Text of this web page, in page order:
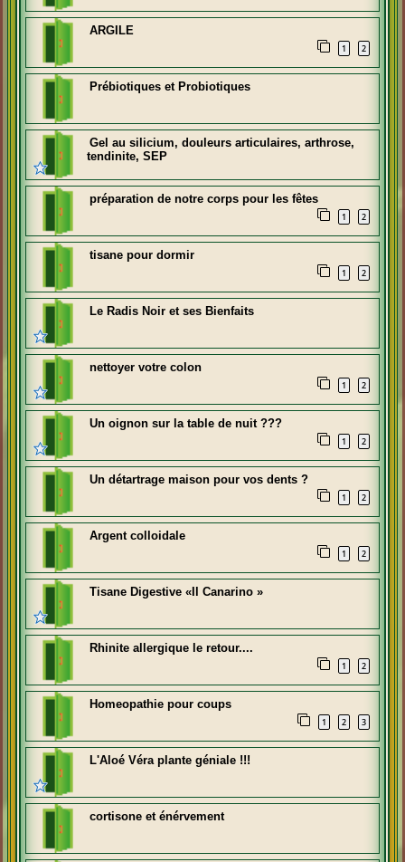
ARGILE
1 2
Prébiotiques et Probiotiques
Gel au silicium, douleurs articulaires, arthrose,
tendinite, SEP
préparation de notre corps pour les fêtes
1 2
tisane pour dormir
1 2
Le Radis Noir et ses Bienfaits
nettoyer votre colon
1 2
Un oignon sur la table de nuit ???
1 2
Un détartrage maison pour vos dents ?
1 2
Argent colloidale
1 2
Tisane Digestive «Il Canarino »
Rhinite allergique le retour....
1 2
Homeopathie pour coups
1 2 3
L'Aloé Véra plante géniale !!!
cortisone et énérvement